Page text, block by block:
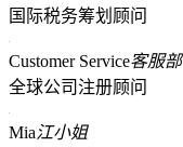
国际税务筹划顾问
Customer Service客服部
全球公司注册顾问
Mia江小姐